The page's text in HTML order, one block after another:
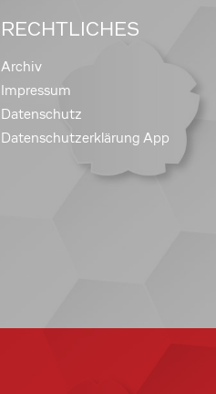
RECHTLICHES
Archiv
Impressum
Datenschutz
Datenschutzerklärung App